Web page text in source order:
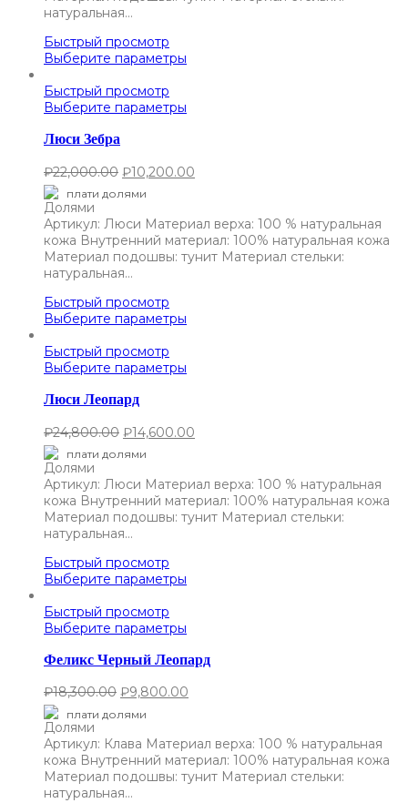
натуральная…
Быстрый просмотр
Выберите параметры
Быстрый просмотр
Выберите параметры
Люси Зебра
₽22,000.00 ₽10,200.00
плати долями
Артикул: Люси Материал верха: 100 % натуральная
кожа Внутренний материал: 100% натуральная кожа
Материал подошвы: тунит Материал стельки:
натуральная…
Быстрый просмотр
Выберите параметры
Быстрый просмотр
Выберите параметры
Люси Леопард
₽24,800.00 ₽14,600.00
плати долями
Артикул: Люси Материал верха: 100 % натуральная
кожа Внутренний материал: 100% натуральная кожа
Материал подошвы: тунит Материал стельки:
натуральная…
Быстрый просмотр
Выберите параметры
Быстрый просмотр
Выберите параметры
Феликс Черный Леопард
₽18,300.00 ₽9,800.00
плати долями
Артикул: Клава Материал верха: 100 % натуральная
кожа Внутренний материал: 100% натуральная кожа
Материал подошвы: тунит Материал стельки:
натуральная…